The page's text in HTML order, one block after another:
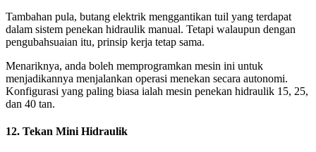
Tambahan pula, butang elektrik menggantikan tuil yang terdapat
dalam sistem penekan hidraulik manual. Tetapi walaupun dengan
pengubahsuaian itu, prinsip kerja tetap sama.
Menariknya, anda boleh memprogramkan mesin ini untuk
menjadikannya menjalankan operasi menekan secara autonomi.
Konfigurasi yang paling biasa ialah mesin penekan hidraulik 15, 25,
dan 40 tan.
12. Tekan Mini Hidraulik